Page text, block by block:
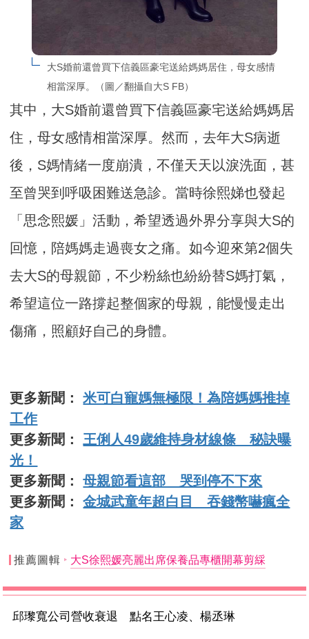
大S婚前還曾買下信義區豪宅送給媽媽居住，母女感情
相當深厚。（圖／翻攝自大S FB）
其中，大S婚前還曾買下信義區豪宅送給媽媽居
住，母女感情相當深厚。然而，去年大S病逝
後，S媽情緒一度崩潰，不僅天天以淚洗面，甚
至曾哭到呼吸困難送急診。當時徐熙娣也發起
「思念熙媛」活動，希望透過外界分享與大S的
回憶，陪媽媽走過喪女之痛。如今迎來第2個失
去大S的母親節，不少粉絲也紛紛替S媽打氣，
希望這位一路撐起整個家的母親，能慢慢走出
傷痛，照顧好自己的身體。
更多新聞：米可白寵媽無極限！為陪媽媽推掉
工作
更多新聞： 王俐人49歲維持身材線條 秘訣曝
光！
更多新聞：母親節看這部 哭到停不下來
更多新聞：金城武童年超白目 吞錢幣嚇瘋全
家
推薦圖輯 大S徐熙媛亮麗出席保養品專櫃開幕剪綵
邱瓈寬公司營收衰退 點名王心凌、楊丞琳